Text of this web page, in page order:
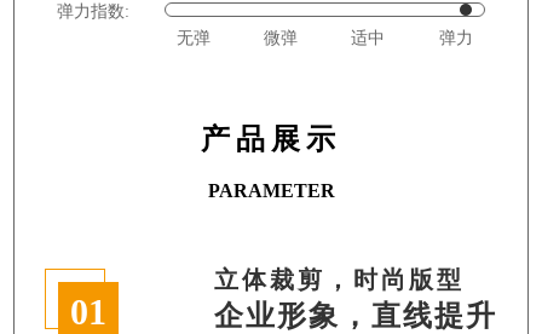
弹力指数:
无弹
微弹 适中 弹力
产品展示
PARAMETER
01
立体裁剪，时尚版型
企业形象，直线提升